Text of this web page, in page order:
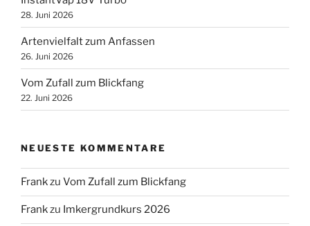
28. Juni 2026
Artenvielfalt zum Anfassen
26. Juni 2026
Vom Zufall zum Blickfang
22. Juni 2026
NEUESTE KOMMENTARE
Frankzu Vom Zufall zum Blickfang
Frankzu Imkergrundkurs 2026